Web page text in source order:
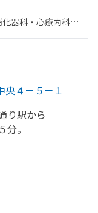
器科・​心療内科・​
央４－５－１
り駅から
分。